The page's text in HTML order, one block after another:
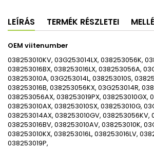
LEÍRÁS TERMÉK RÉSZLETEI
OEM viitenumber
038253010KV, 03G253014LX, 038253056K,
038253016BX, 038253016LX, 038253056A,
038253010A, 03G253014L, 038253010S,
038253016B, 038253056KX, 03G253014R,
038253056AX, 038253019PX, 038253010GX,
038253010AX, 038253010SX, 038253010G,
038253014AX, 038253010GV, 038253056KV,
038253016BV, 038253010AV, 038253010K,
038253010KX, 038253016L, 038253016LV,
038253019P,